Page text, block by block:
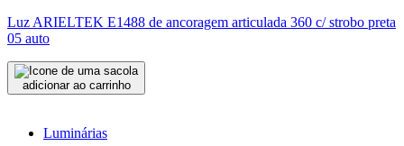
Luz ARIELTEK E1488 de ancoragem articulada 360 c/ strobo preta
05 auto
adicionar ao carrinho
Luminárias